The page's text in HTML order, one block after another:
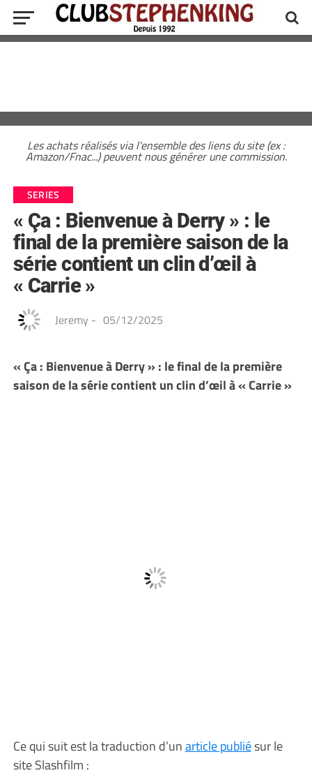
Les achats réalisés via l'ensemble des liens du site (ex :
Amazon/Fnac...) peuvent nous générer une commission.
SERIES
« Ça : Bienvenue à Derry » : le
final de la première saison de la
série contient un clin d’œil à
« Carrie »
Jeremy - 05/12/2025
« Ça : Bienvenue à Derry » : le final de la première
saison de la série contient un clin d’œil à « Carrie »
Ce qui suit est la traduction d’unarticle publiésur le
site Slashfilm :